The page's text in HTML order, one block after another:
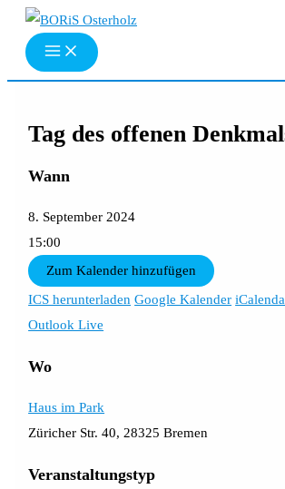
Zum
Inhalt
springen
Tag des offenen
Wann
8. September 2024
15:00
Zum Kalender hinzufügen
ICS herunterladen Google Kalender
Outlook Live
Wo
Haus im Park
Züricher Str. 40, 28325 Bremen
Veranstaltungstyp